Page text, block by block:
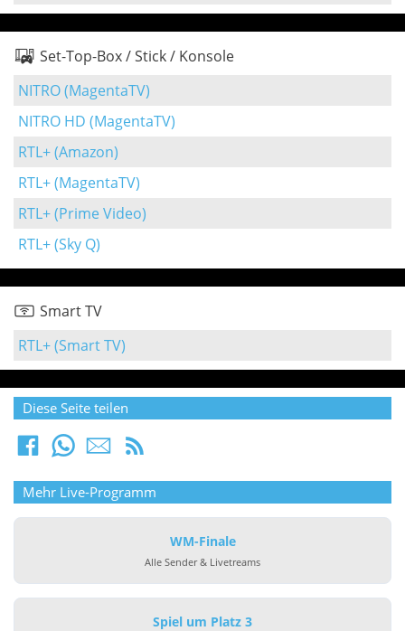
Set-Top-Box / Stick / Konsole
NITRO (MagentaTV)
NITRO HD (MagentaTV)
RTL+ (Amazon)
RTL+ (MagentaTV)
RTL+ (Prime Video)
RTL+ (Sky Q)
Smart TV
RTL+ (Smart TV)
Diese Seite teilen
Mehr Live-Programm
WM-Finale
Alle Sender & Livetreams
Spiel um Platz 3